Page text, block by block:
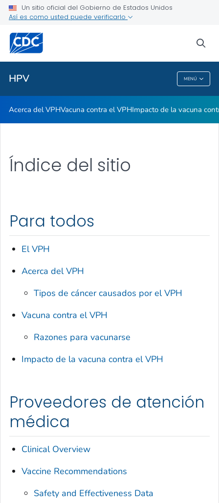
Un sitio oficial del Gobierno de Estados Unidos
Así es como usted puede verificarlo
HPV MENÚ
Salud pública
HPV
Acerca del VPHVacuna contra el VPHImpacto de la vacuna
Índice del sitio
Para todos
El VPH
Acerca del VPH
Tipos de cáncer causados por el VPH
Vacuna contra el VPH
Razones para vacunarse
Impacto de la vacuna contra el VPH
Proveedores de atención
médica
Clinical Overview
Vaccine Recommendations
Safety and Effectiveness Data